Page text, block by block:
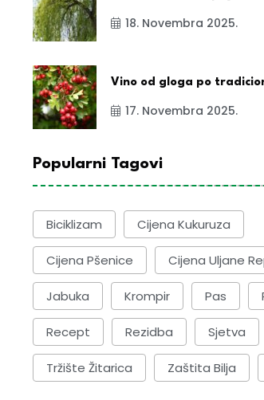
18. Novembra 2025.
Vino od gloga po
17. Novembra 2025.
Popularni Tagovi
Biciklizam Cijena Kukuruza
Cijena Pšenice Cijena Uljane
Jabuka Krompir Pas
Recept Rezidba Sjetva
Tržište Žitarica Zaštita Bilja